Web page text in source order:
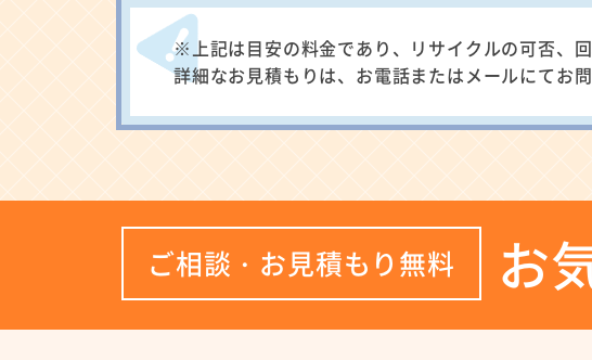
※上記は目安の料金であり、リサイクルの可否、
詳細なお見積もりは、お電話またはメールにてお
ご相談・お見積もり無料 お